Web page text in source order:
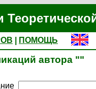
ПОМОЩЬ
автора ""